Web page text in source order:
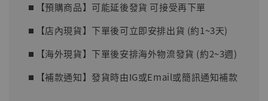
⏹︎【預購商品】可能延後發貨 可接受再下單
⏹︎【店內現貨】下單後可立即安排出貨 (約1~3天)
⏹︎【海外現貨】下單後安排海外物流發貨 (約2~3週)
⏹︎【補款通知】發貨時由IG或Email或簡訊通知補款